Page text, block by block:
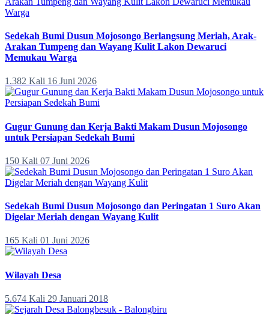
Sedekah Bumi Dusun Mojosongo Berlangsung Meriah, Arak-
Arakan Tumpeng dan Wayang Kulit Lakon Dewaruci
Memukau Warga
1.382 Kali 16 Juni 2026
Gugur Gunung dan Kerja Bakti Makam Dusun Mojosongo
untuk Persiapan Sedekah Bumi
150 Kali 07 Juni 2026
Sedekah Bumi Dusun Mojosongo dan Peringatan 1 Suro Akan
Digelar Meriah dengan Wayang Kulit
165 Kali 01 Juni 2026
Wilayah Desa
5.674 Kali 29 Januari 2018